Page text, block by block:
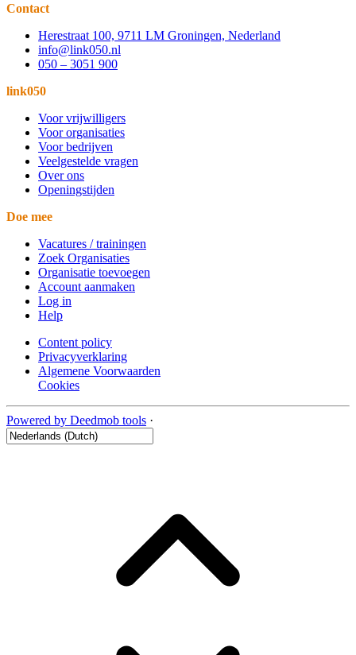
Contact
Herestraat 100, 9711 LM Groningen, Nederland
info@link050.nl
050 – 3051 900
link050
Voor vrijwilligers
Voor organisaties
Voor bedrijven
Veelgestelde vragen
Over ons
Openingstijden
Doe mee
Vacatures / trainingen
Zoek Organisaties
Organisatie toevoegen
Account aanmaken
Log in
Help
Content policy
Privacyverklaring
Algemene Voorwaarden
Cookies
Powered by Deedmob tools ·